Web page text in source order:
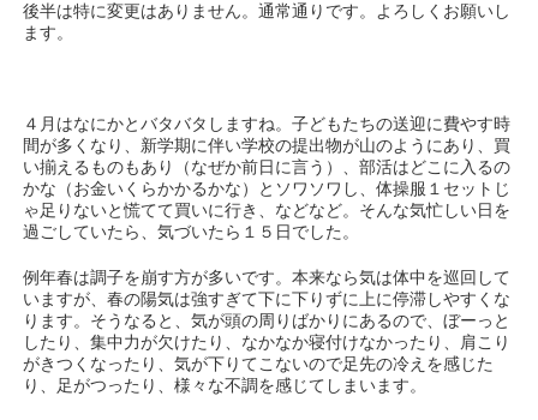
後半は特に変更はありません。通常通りです。よろしくお願いし
ます。
４月はなにかとバタバタしますね。子どもたちの送迎に費やす時
間が多くなり、新学期に伴い学校の提出物が山のようにあり、買
い揃えるものもあり（なぜか前日に言う）、部活はどこに入るの
かな（お金いくらかかるかな）とソワソワし、体操服１セットじ
ゃ足りないと慌てて買いに行き、などなど。そんな気忙しい日を
過ごしていたら、気づいたら１５日でした。
例年春は調子を崩す方が多いです。本来なら気は体中を巡回して
いますが、春の陽気は強すぎて下に下りずに上に停滞しやすくな
ります。そうなると、気が頭の周りばかりにあるので、ぼーっと
したり、集中力が欠けたり、なかなか寝付けなかったり、肩こり
がきつくなったり、気が下りてこないので足先の冷えを感じた
り、足がつったり、様々な不調を感じてしまいます。